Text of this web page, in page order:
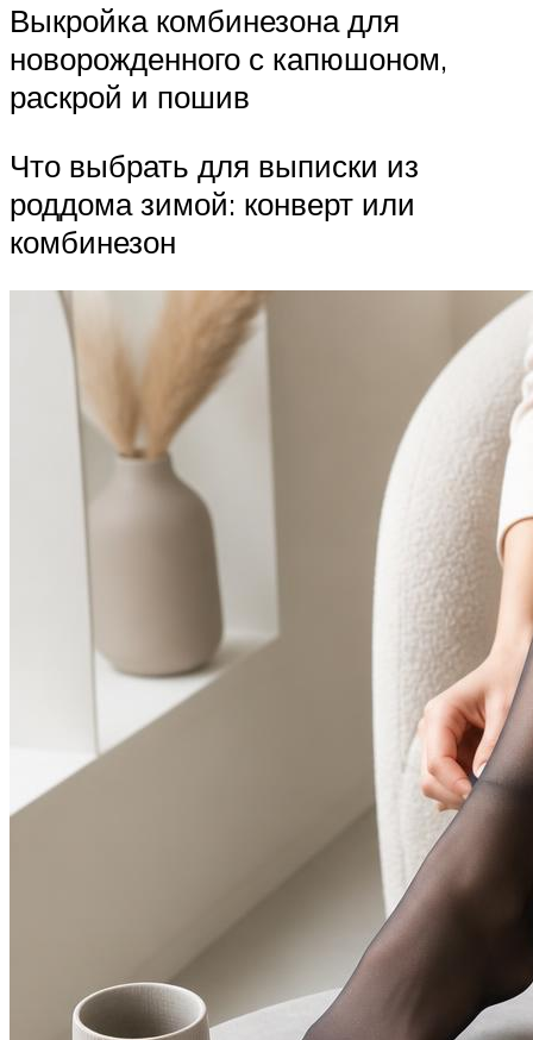
Выкройка комбинезона для
новорожденного с капюшоном,
раскрой и пошив
Что выбрать для выписки из
роддома зимой: конверт или
комбинезон